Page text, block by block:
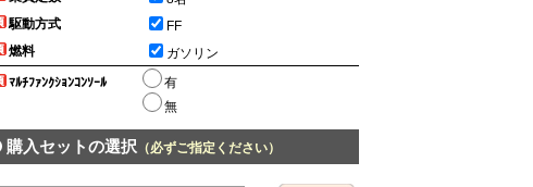
駆動方式
FF
燃料
ガソリン
ﾏﾙﾁﾌｧﾝｸｼｮﾝｺﾝｿｰﾙ
有
無
購入セットの選択（必ずご指定ください）